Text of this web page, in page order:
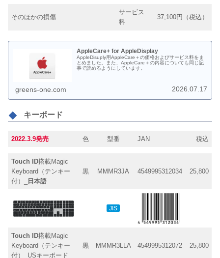
そのほかの損傷
サービス
料
37,100円（税込）
AppleCare+ for AppleDisplay
AppleDisuply用AppleCare＋の価格およびサービス料をま
とめました。また、AppleCare＋の内容についても同じ記
事で読めるようにしています。
greens-one.com 2026.07.17
キーボード
2022.3.9発売 色 型番 JAN 税込
Touch ID搭載Magic
Keyboard（テンキー
付）_
日本語
黒 MMMR3JA 4549995312034 25,800
JIS
Touch ID搭載Magic
Keyboard（テンキー
付）_USキーボード
黒 MMMR3LLA 4549995312072 25,800